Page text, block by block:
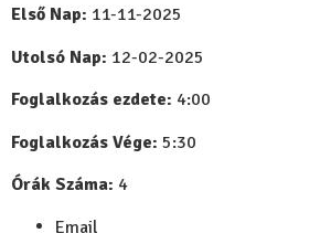
Első Nap: 11-11-2025
Utolsó Nap: 12-02-2025
Foglalkozás ezdete: 4:00
Foglalkozás Vége: 5:30
Órák Száma: 4
Email